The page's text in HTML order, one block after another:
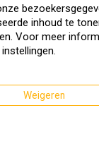
inhoud te
Voor meer
Weigeren